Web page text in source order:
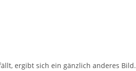
ergibt sich ein gänzlich anderes Bild.